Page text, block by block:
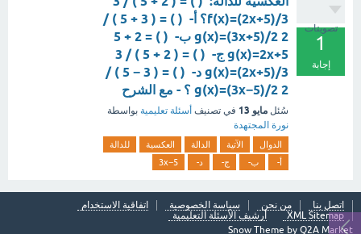
تصويتات
1
إجابة
f(x)=(2x+5)/3؟ أ- ( ) = ( 3 + 5 ) /
2 g(x)=(3x+5)/2 ب- ( ) = 2 + 5
g(x)=2x+5 ج- ( ) = ( 2 + 5 ) / 3
g(x)=(2x+5)/3 د- ( ) = ( 3 − 5 ) /
2 g(x)=(3x−5)/2 ؟ - مع الشرح
سُئل مايو 13 في تصنيف أسئلة تعليمية بواسطة
نورة المجتهدة
الدوال الآتية الدالة العكسية
للدالة
أ-
ب- ج- د- 3x−5
اتصل بنا من نحن سياسة الخصوصية
اتفاقية الاستخدام
XML Sitemap
أرشيف الأسئلة التعليمية
Snow Theme by Q2A Market